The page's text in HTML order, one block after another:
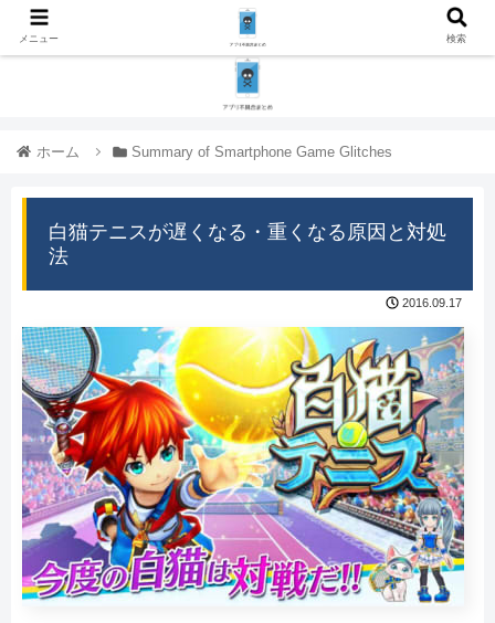
ホーム Summary of Smartphone Game Glitches
白猫テニスが遅くなる・重くなる原因と対処
法
2016.09.17
メニュー 検索